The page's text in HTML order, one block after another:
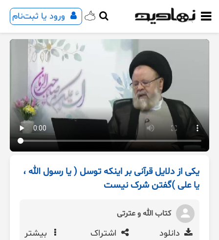
ورود یا ثبت‌نام
یکی از دلایل قرآنی بر اینکه توسل ( یا رسول الله ،
یا علی )گفتن شرک نیست
کتاب الله و عترتی
دانلود اشتراک بیشتر